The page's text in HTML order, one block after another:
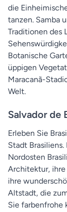
die
tanzen. Samba
Traditionen des
Botanische
üppigen
Maracanã-
Welt.
Salvador de
Erleben Sie
Stadt
Nordosten
Architektur, ihre
ihre
Altstadt, die
Sie farbenfrohe